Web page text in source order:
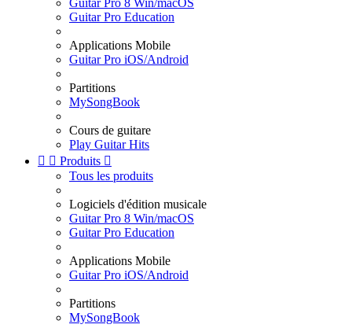
Guitar Pro 8 Win/macOS
Guitar Pro Education
Applications Mobile
Guitar Pro iOS/Android
Partitions
MySongBook
Cours de guitare
Play Guitar Hits
  Produits 
Tous les produits
Logiciels d'édition musicale
Guitar Pro 8 Win/macOS
Guitar Pro Education
Applications Mobile
Guitar Pro iOS/Android
Partitions
MySongBook